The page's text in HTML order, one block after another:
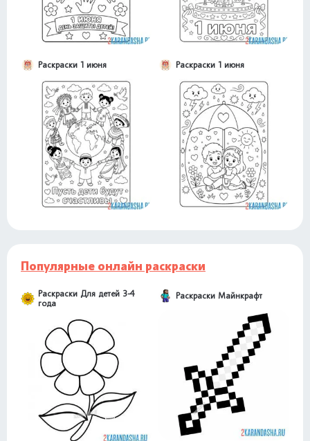
Раскраски 1 июня Раскраски 1 июня
Популярные онлайн раскраски
Раскраски Для детей 3-4
года
Раскраски Майнкрафт